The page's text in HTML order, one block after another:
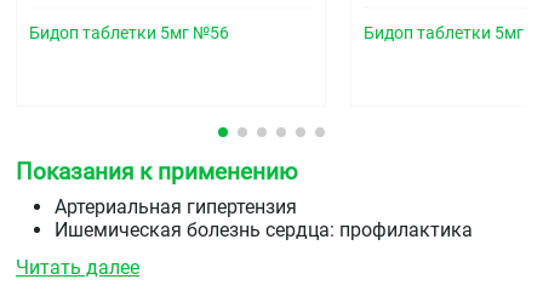
Бидоп таблетки 5мг №56 Бидоп таблетки 5мг
Показания к применению
Артериальная гипертензия
Ишемическая болезнь сердца: профилактика
Читать далее